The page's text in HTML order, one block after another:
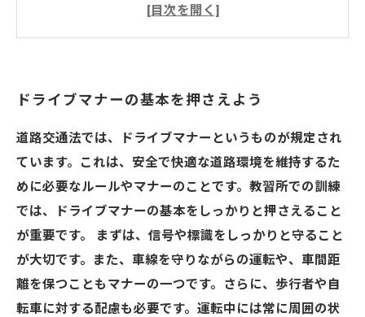
ドライブマナーの基本を押さえよう
道路交通法では、ドライブマナーというものが規定され
ています。これは、安全で快適な道路環境を維持するた
めに必要なルールやマナーのことです。教習所での訓練
では、ドライブマナーの基本をしっかりと押さえること
が重要です。 まずは、信号や標識をしっかりと守ること
が大切です。また、車線を守りながらの運転や、車間距
離を保つこともマナーの一つです。さらに、歩行者や自
転車に対する配慮も必要です。運転中には常に周囲の状